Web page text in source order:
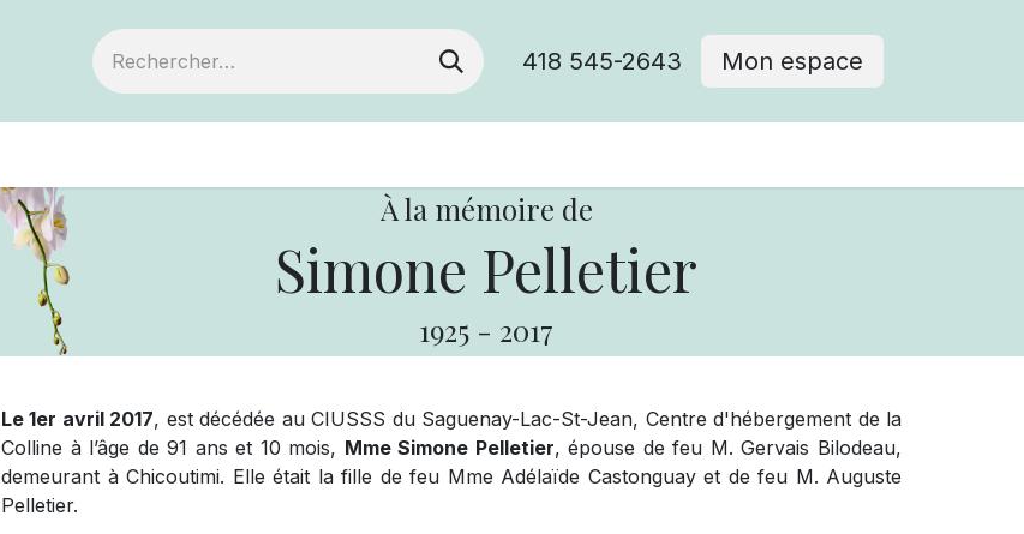
418 545-2643 Mon espace
À la mémoire de
Simone Pelletier
1925 - 2017
Le 1er avril 2017, est décédée au CIUSSS du Saguenay-Lac-St-Jean, Centre d'hébergement de la
Colline à l’âge de 91 ans et 10 mois, Mme Simone Pelletier, épouse de feu M. Gervais Bilodeau,
demeurant à Chicoutimi. Elle était la fille de feu Mme Adélaïde Castonguay et de feu M. Auguste
Pelletier.